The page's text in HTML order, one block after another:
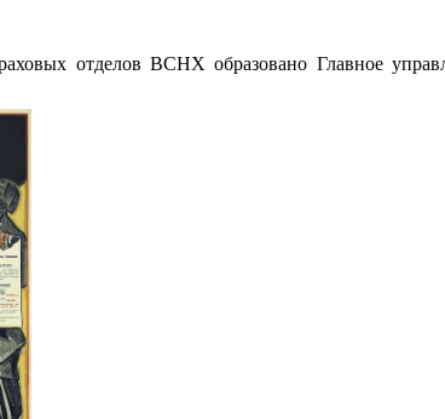
отделов ВСНХ образовано Главное